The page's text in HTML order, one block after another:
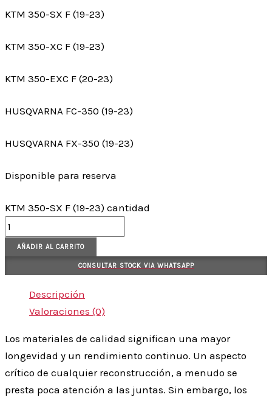
KTM 350-SX F (19-23)
KTM 350-XC F (19-23)
KTM 350-EXC F (20-23)
HUSQVARNA FC-350 (19-23)
HUSQVARNA FX-350 (19-23)
Disponible para reserva
KTM 350-SX F (19-23) cantidad
AÑADIR AL CARRITO
CONSULTAR STOCK VIA WHATSAPP
Descripción
Valoraciones (0)
Los materiales de calidad significan una mayor
longevidad y un rendimiento continuo. Un aspecto
crítico de cualquier reconstrucción, a menudo se
presta poca atención a las juntas. Sin embargo, los